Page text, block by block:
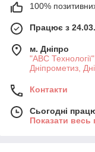
100% позитивних
Працює з
м. Дніпро
"АВС
Дніпрометиз,
Контакти
Сьогодні
Показати весь